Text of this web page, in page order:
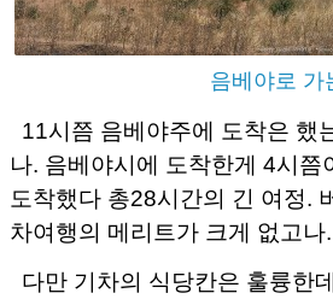
음베야로 가
11시쯤 음베야주에 도착은 했
나. 음베야시에 도착한게 4시
도착했다 총28시간의 긴 여정.
차여행의 메리트가 크게 없고나.
다만 기차의 식당칸은 훌륭한